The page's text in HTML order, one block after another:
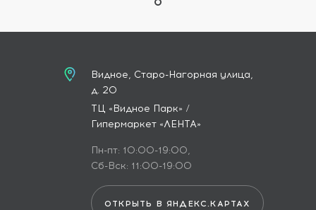
Видное, Старо-Нагорная улица,
д. 20
ТЦ «Видное Парк» /
Гипермаркет «ЛЕНТА»
Пн-пт: 10:00-19:00,
Сб-Вск: 11:00-19:00
ОТКРЫТЬ В ЯНДЕКС.КАРТАХ